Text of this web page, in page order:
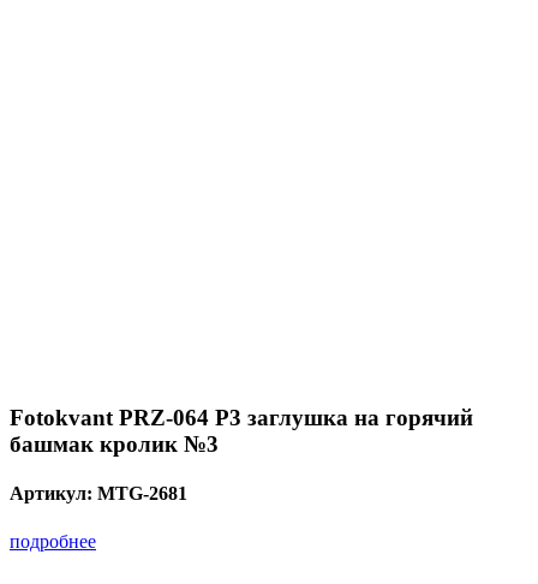
Fotokvant PRZ-064 P3 заглушка на горячий
башмак кролик №3
Артикул: MTG-2681
подробнее